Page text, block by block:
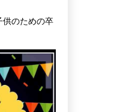
供のための卒